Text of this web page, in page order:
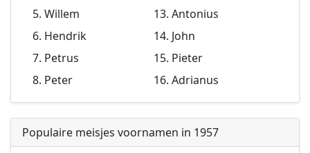
Willem
Hendrik
Petrus
Peter
Antonius
John
Pieter
Adrianus
Populaire meisjes voornamen in 1957